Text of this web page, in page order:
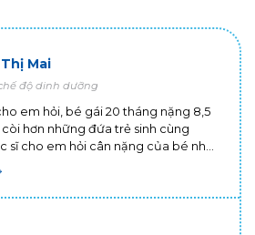
Mai
độ dinh dưỡng
em hỏi, bé gái 20 tháng nặng 8,5
còi hơn những đứa trẻ sinh cùng
sĩ cho em hỏi cân nặng của bé như
bình thường không? Có cách nào cho